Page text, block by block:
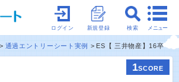
メニュー
検索
新規登録
ログイン
通過エントリーシート実例 ES【 三井物産】16卒
1SCORE